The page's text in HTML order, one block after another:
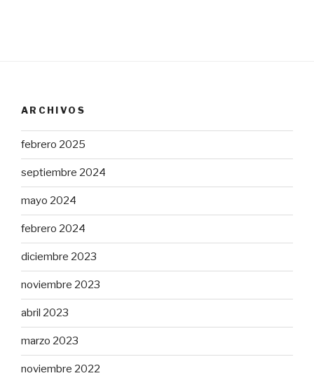
ARCHIVOS
febrero 2025
septiembre 2024
mayo 2024
febrero 2024
diciembre 2023
noviembre 2023
abril 2023
marzo 2023
noviembre 2022